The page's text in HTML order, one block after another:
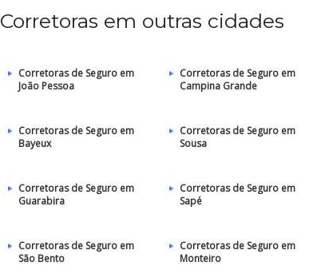
Corretoras em outras cidades
Corretoras de Seguro em
João Pessoa
Corretoras de Seguro em
Campina Grande
Corretoras de Seguro em
Bayeux
Corretoras de Seguro em
Sousa
Corretoras de Seguro em
Guarabira
Corretoras de Seguro em
Sapé
Corretoras de Seguro em
São Bento
Corretoras de Seguro em
Monteiro